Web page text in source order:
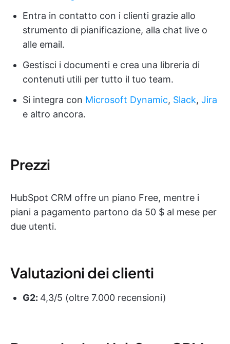
Entra in contatto con i clienti grazie allo
strumento di pianificazione, alla chat live o
alle email.
Gestisci i documenti e crea una libreria di
contenuti utili per tutto il tuo team.
Si integra con Microsoft Dynamic, Slack, Jira
e altro ancora.
Prezzi
HubSpot CRM offre un piano Free, mentre i
piani a pagamento partono da 50 $ al mese per
due utenti.
Valutazioni dei clienti
G2: 4,3/5 (oltre 7.000 recensioni)